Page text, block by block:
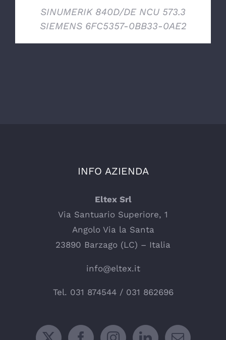
SINUMERIK 840D/DE NCU 573.3
SIEMENS 6FC5357-0BB33-0AE2
INFO AZIENDA
Eltex Srl
Via Santuario Superiore, 1
Angolo Via la Santa
23890 Barzago (LC) – Italia
info@eltex.it
Tel. 031 874544/ 031 862696